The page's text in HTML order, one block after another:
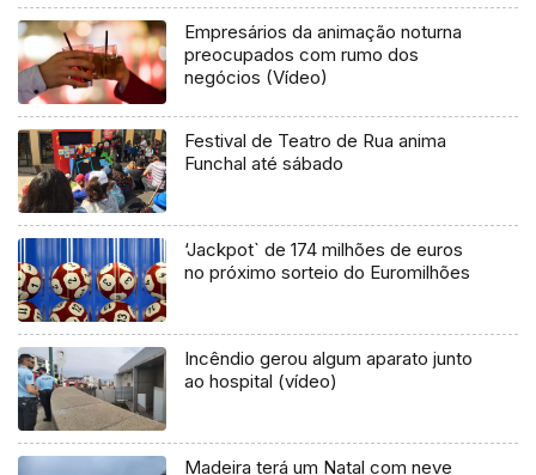
Empresários da animação noturna
preocupados com rumo dos
negócios (Vídeo)
Festival de Teatro de Rua anima
Funchal até sábado
‘Jackpot` de 174 milhões de euros
no próximo sorteio do Euromilhões
Incêndio gerou algum aparato junto
ao hospital (vídeo)
Madeira terá um Natal com neve